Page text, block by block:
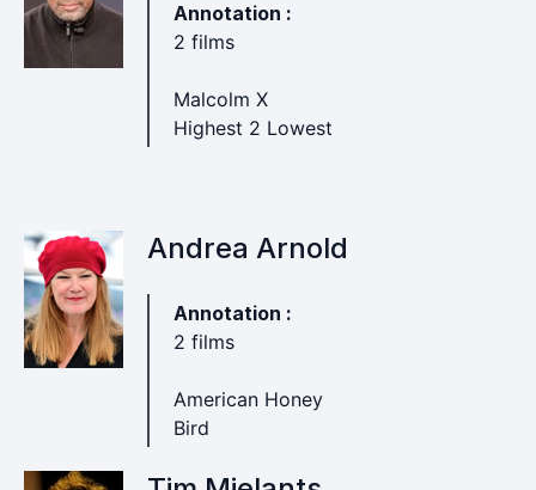
Annotation :
2 films
Malcolm X
Highest 2 Lowest
Andrea Arnold
Annotation :
2 films
American Honey
Bird